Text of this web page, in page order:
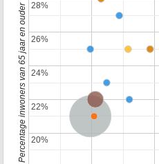
Nederland
Provincie Noord-Brabant
20%
20%
22%
22%
24%
24%
26%
26%
28%
28%
Percentage inwoners van 65 jaar en ouder